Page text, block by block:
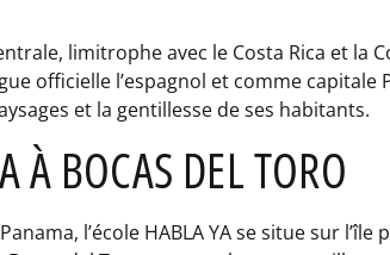
limitrophe avec le Costa Rica et la
officielle l’espagnol et comme capitale
et la gentillesse de ses habitants.
À BOCAS DEL TORO
l’école HABLA YA se situe sur l’île